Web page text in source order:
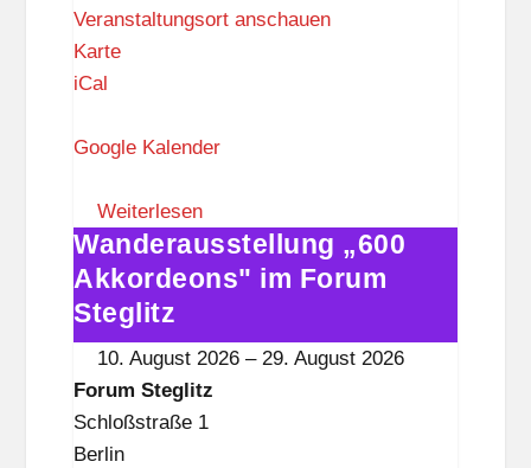
Veranstaltungsort anschauen
KarteF
u
S
t
e
g
l
i
t
z
iCal
Google Kalender
Weiterlesen
Wanderausstellung
„600
Akkordeons"
im
Forum
Steglitz
Wanderausstellung „600
Akkordeons" im Forum
Steglitz
10. August 2026 –29. August 2026
Forum Steglitz
Schloßstraße 1
Berlin